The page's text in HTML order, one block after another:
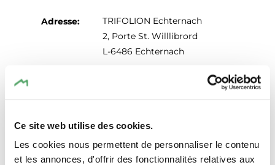
Ce site web utilise des cookies.
Les cookies nous permettent de personnaliser le contenu
et les annonces, d'offrir des fonctionnalités relatives aux
Adresse:
TRIFOLION Echternach
2, Porte St. Willlibrord
L-6486 Echternach